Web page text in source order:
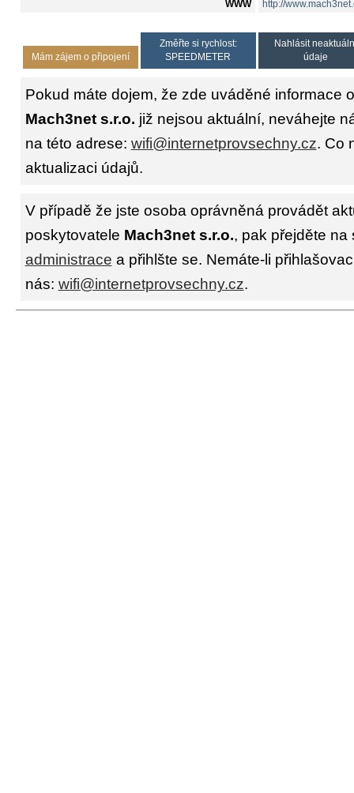
WWW http://
Mám zájem o připojení
Změřte si rychlost:
SPEEDMETER
Nahlásit
údaje
Pokud máte dojem, že zde uváděné informace
Mach3net s.r.o. již nejsou aktuální, neváhejte
na této adrese: wifi@internetprovsechny.cz. Co
aktualizaci údajů.
V případě že jste osoba oprávněná provádět
poskytovatele Mach3net s.r.o., pak přejděte na
administrace a přihlšte se. Nemáte-li
nás: wifi@internetprovsechny.cz.